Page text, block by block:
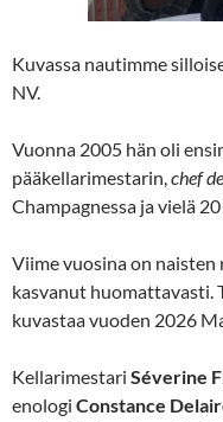
Kuvassa nautimme
NV.
Vuonna 2005 hän oli
pääkellarimestarin,chef
Champagnessa ja vielä
Viime vuosina on
kasvanut huomattavasti.
kuvastaa vuoden 2026
Kellarimestari Séverine
enologi Constance